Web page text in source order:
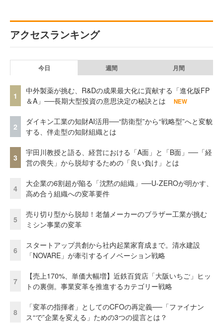
アクセスランキング
今日 週間 月間
1
中外製薬が挑む、R&Dの成果最大化に貢献する「進化版FP
＆A」──長期大型投資の意思決定の秘訣とは
NEW
2
ダイキン工業の知財AI活用──“防衛型”から“戦略型”へと変貌
する、伴走型の知財組織とは
3
宇田川教授と語る、経営における「A面」と「B面」──「経
営の喪失」から脱却するための「良い負け」とは
4
大企業の6割超が陥る「沈黙の組織」──U-ZEROが明かす、
高め合う組織への変革要件
5
売り切り型から脱却！老舗メーカーのブラザー工業が挑む
ミシン事業の変革
6
スタートアップ共創から社内起業家育成まで。清水建設
「NOVARE」が牽引するイノベーション戦略
7
【売上170%、単価大幅増】近鉄百貨店「大阪いちご」ヒッ
トの裏側。事業変革を推進するカテゴリー戦略
8
「変革の指揮者」としてのCFOの再定義──「ファイナン
ス“で”企業を変える」ための3つの提言とは？